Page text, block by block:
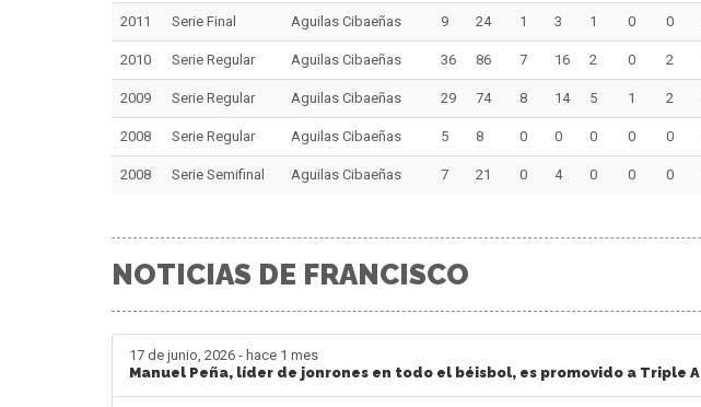
2011 Serie Final Aguilas Cibaeñas 9 24 1 3 1 0 0
2010 Serie Regular Aguilas Cibaeñas 36 86 7 16 2 0 2
2009 Serie Regular Aguilas Cibaeñas 29 74 8 14 5 1 2
2008 Serie Regular Aguilas Cibaeñas 5 8 0 0 0 0 0
2008 Serie Semifinal Aguilas Cibaeñas 7 21 0 4 0 0 0
NOTICIAS DE FRANCISCO
17 de junio, 2026 - hace 1 mes
Manuel Peña, líder de jonrones en todo el béisbol, es promovido a Triple A